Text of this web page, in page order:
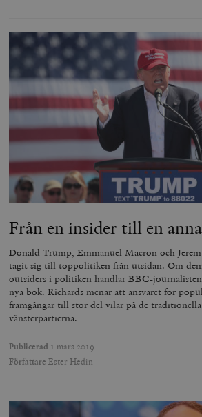
Från en insider till en
Donald Trump, Emmanuel Macron och
tagit sig till toppolitiken från utsidan. Om
outsiders i politiken handlar BBC-journalisten
nya bok. Richards menar att ansvaret för
framgångar till stor del vilar på de
vänsterpartierna.
Publicerad 1 mars 2019
Författare Ester Hedin